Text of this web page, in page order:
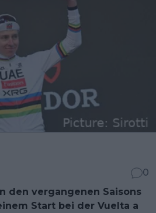
0
den vergangenen Saisons
Start bei der Vuelta a